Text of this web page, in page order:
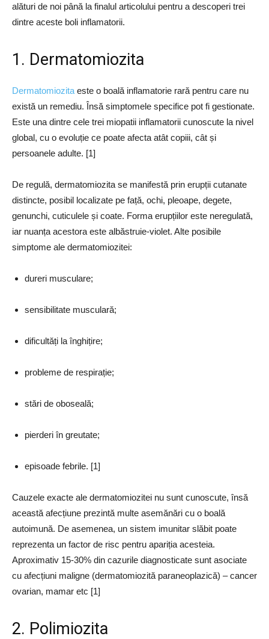
alături de noi până la finalul articolului pentru a descoperi trei
dintre aceste boli inflamatorii.
1. Dermatomiozita
Dermatomiozita este o boală inflamatorie rară pentru care nu
există un remediu. Însă simptomele specifice pot fi gestionate.
Este una dintre cele trei miopatii inflamatorii cunoscute la nivel
global, cu o evoluție ce poate afecta atât copiii, cât și
persoanele adulte. [1]
De regulă, dermatomiozita se manifestă prin erupții cutanate
distincte, posibil localizate pe față, ochi, pleoape, degete,
genunchi, cuticulele și coate. Forma erupțiilor este neregulată,
iar nuanța acestora este albăstruie-violet. Alte posibile
simptome ale dermatomiozitei:
dureri musculare;
sensibilitate musculară;
dificultăți la înghițire;
probleme de respirație;
stări de oboseală;
pierderi în greutate;
episoade febrile. [1]
Cauzele exacte ale dermatomiozitei nu sunt cunoscute, însă
această afecțiune prezintă multe asemănări cu o boală
autoimună. De asemenea, un sistem imunitar slăbit poate
reprezenta un factor de risc pentru apariția acesteia.
Aproximativ 15-30% din cazurile diagnosticate sunt asociate
cu afecțiuni maligne (dermatomiozită paraneoplazică) – cancer
ovarian, mamar etc [1]
2. Polimiozita